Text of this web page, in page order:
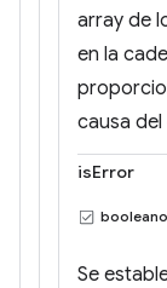
array de
en la
causa del
isError
booleano
Se